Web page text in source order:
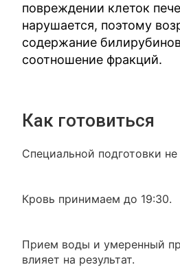
повреждении клеток
нарушается, поэтому
содержание
соотношение фракций.
Как готовиться
Специальной подготовки не
Кровь принимаем до 19:30.
Прием воды и умеренный
влияет на результат.